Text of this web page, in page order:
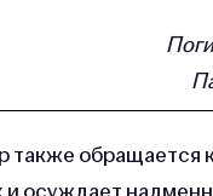
также обращается
и осуждает